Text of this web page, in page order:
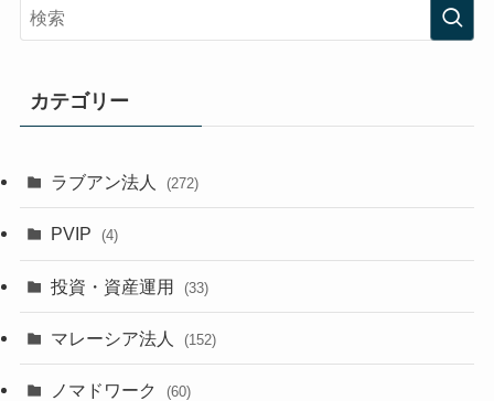
カテゴリー
ラブアン法人 (272)
PVIP (4)
投資・資産運用 (33)
マレーシア法人 (152)
ノマドワーク (60)